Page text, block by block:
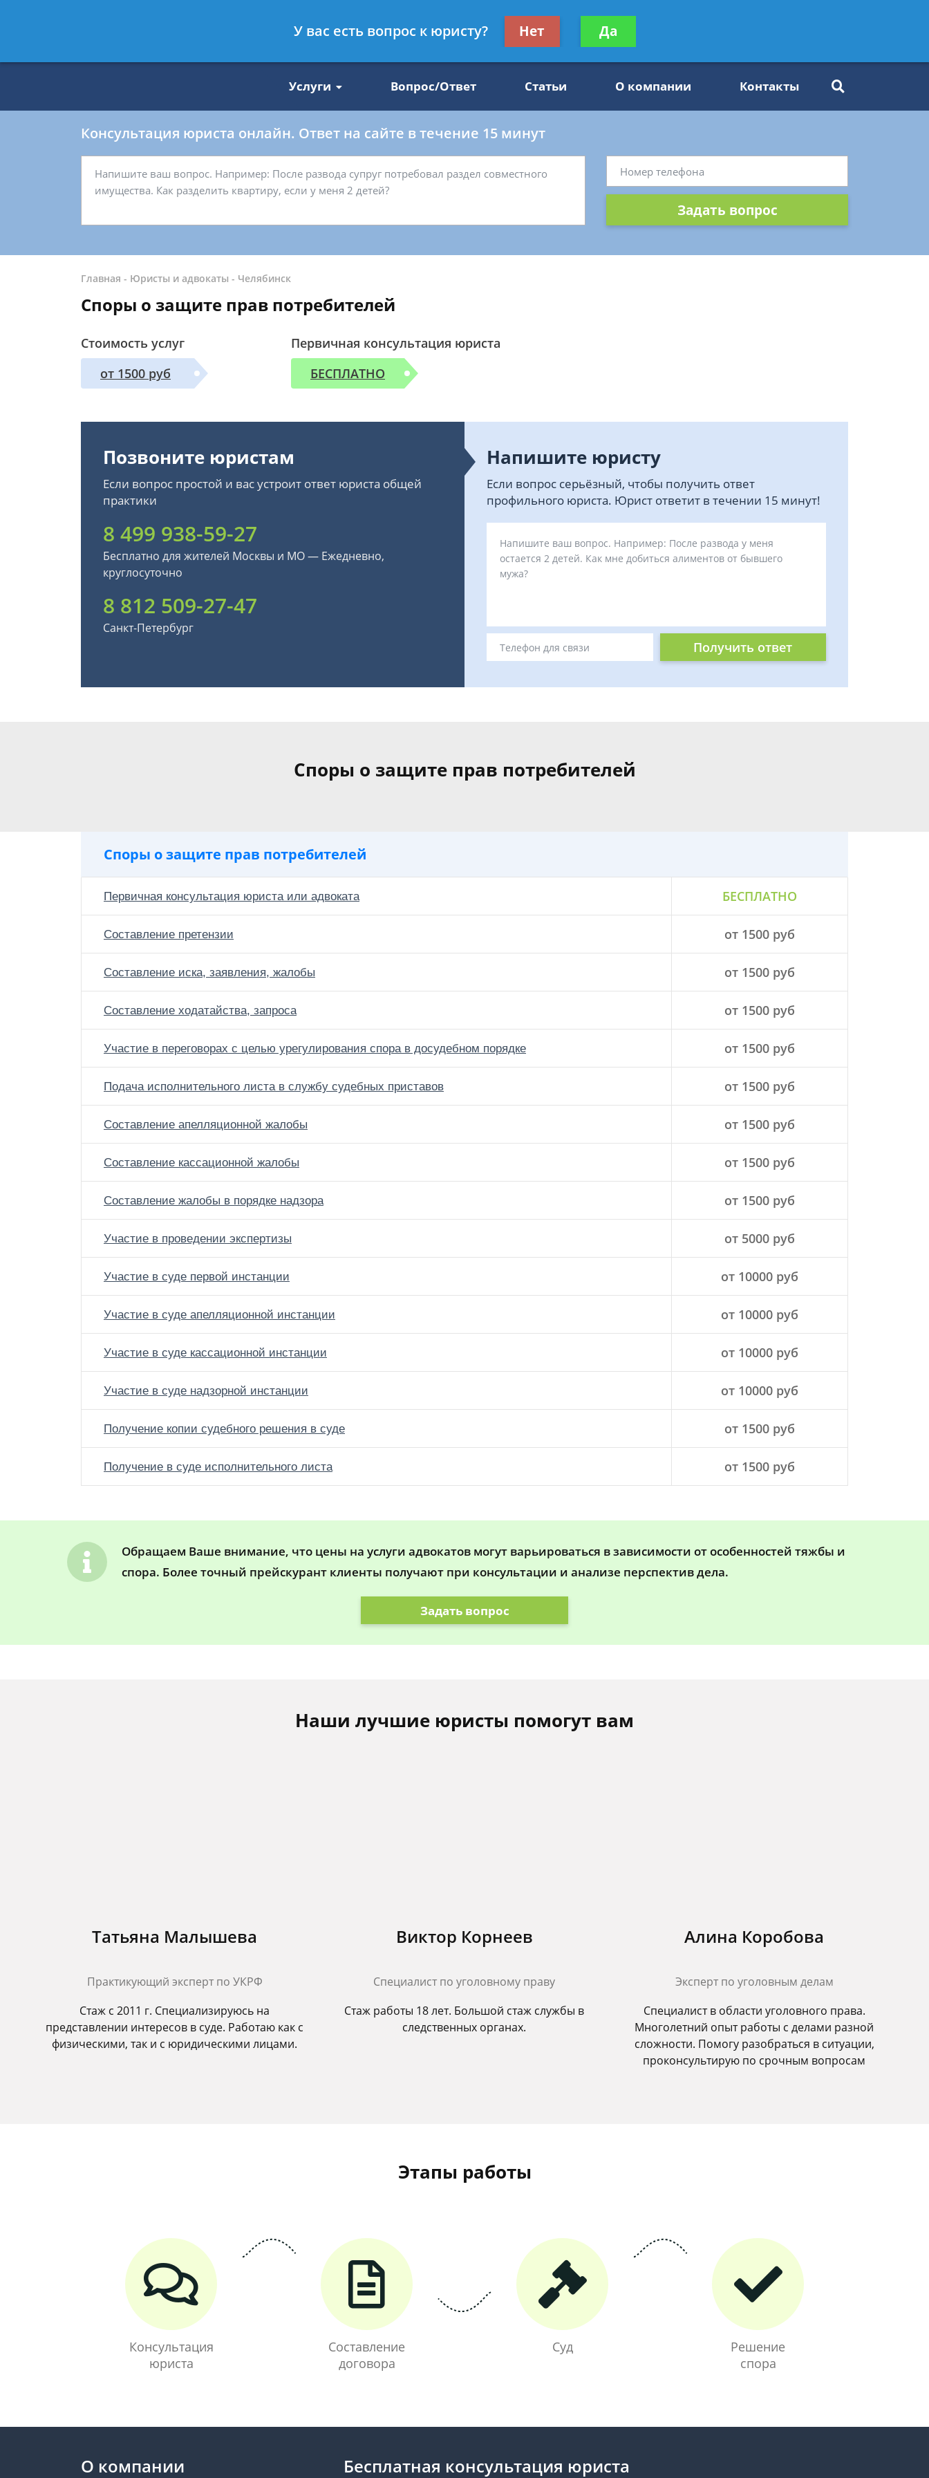
8 812 509-27-47
Получите консультацию
бесплатно
Услуги Вопрос/Ответ Статьи О компании Контакты
Консультация юриста онлайн. Ответ на сайте в течение 15 минут
Задать вопрос
Главная - Юристы и адвокаты - Челябинск
Споры о защите прав потребителей
Стоимость услуг
от 1500 руб
Первичная консультация юриста
БЕСПЛАТНО
Позвоните юристам
Если вопрос простой и вас устроит ответ юриста общей
практики
8 499 938-59-27
Бесплатно для жителей Москвы и МО — Ежедневно,
круглосуточно
8 812 509-27-47
Санкт-Петербург
Напишите юристу
Если вопрос серьёзный, чтобы получить ответ
профильного юриста. Юрист ответит в течении 15 минут!
Получить ответ
Споры о защите прав потребителей
Споры о защите прав потребителей
Первичная консультация юриста или адвоката БЕСПЛАТНО
Составление претензии от 1500 руб
Составление иска, заявления, жалобы от 1500 руб
Составление ходатайства, запроса от 1500 руб
Участие в переговорах с целью урегулирования спора в досудебном порядке от 1500 руб
Подача исполнительного листа в службу судебных приставов от 1500 руб
Составление апелляционной жалобы от 1500 руб
Составление кассационной жалобы от 1500 руб
Составление жалобы в порядке надзора от 1500 руб
Участие в проведении экспертизы от 5000 руб
Участие в суде первой инстанции от 10000 руб
Участие в суде апелляционной инстанции от 10000 руб
Участие в суде кассационной инстанции от 10000 руб
Участие в суде надзорной инстанции от 10000 руб
Получение копии судебного решения в суде от 1500 руб
Получение в суде исполнительного листа от 1500 руб
Обращаем Ваше внимание, что цены на услуги адвокатов могут варьироваться в зависимости от особенностей тяжбы и
спора. Более точный прейскурант клиенты получают при консультации и анализе перспектив дела.
Задать вопрос
Наши лучшие юристы помогут вам
Татьяна Малышева
Практикующий эксперт по УКРФ
Стаж с 2011 г. Специализируюсь на
представлении интересов в суде. Работаю как с
физическими, так и с юридическими лицами.
Виктор Корнеев
Cпециалист по уголовному праву
Стаж работы 18 лет. Большой стаж службы в
следственных органах.
Алина Коробова
Эксперт по уголовным делам
Специалист в области уголовного права.
Многолетний опыт работы с делами разной
сложности. Помогу разобраться в ситуации,
проконсультирую по срочным вопросам
Этапы работы
Консультация
юриста
Составление
договора
Суд
Решение
спора
О компании Бесплатная консультация юриста
У вас есть вопрос к юристу? Нет Да